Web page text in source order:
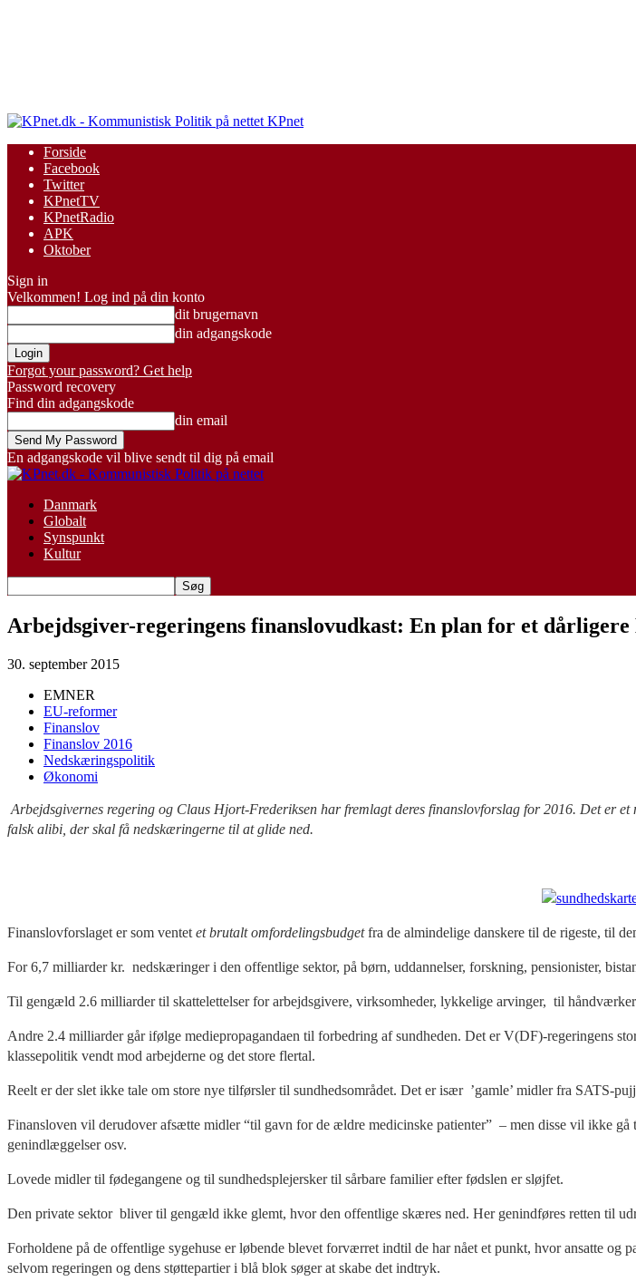
KPnet
Forside
Facebook
Twitter
KPnetTV
KPnetRadio
APK
Oktober
Sign in
Velkommen! Log ind på din konto
dit brugernavn
din adgangskode
Forgot your password? Get help
Password recovery
Find din adgangskode
din email
En adgangskode vil blive sendt til dig på email
Danmark
Globalt
Synspunkt
Kultur
Arbejdsgiver-regeringens finanslovudkast: En plan for et
30. september 2015
EMNER
EU-reformer
Finanslov
Finanslov 2016
Nedskæringspolitik
Økonomi
Arbejdsgivernes regering og Claus Hjort-Frederiksen har fremlagt deres finanslovforslag for 2016. Det er
falsk alibi, der skal få nedskæringerne til at glide ned.
Finanslovforslaget er som ventet et brutalt omfordelingsbudgetfra de almindelige danskere til de rigeste, til
For 6,7 milliarder kr. nedskæringer i den offentlige sektor, på børn, uddannelser, forskning, pensionister,
Til gengæld 2.6 milliarder til skattelettelser for arbejdsgivere, virksomheder, lykkelige arvinger, til
Andre 2.4 milliarder går ifølge mediepropagandaen til forbedring af sundheden. Det er V(DF)-regeringens
klassepolitik vendt mod arbejderne og det store flertal.
Reelt er der slet ikke tale om store nye tilførsler til sundhedsområdet. Det er især ’gamle’ midler fra SATS-
Finansloven vil derudover afsætte midler “til gavn for de ældre medicinske patienter” – men disse vil ikke
genindlæggelser osv.
Lovede midler til fødegangene og til sundhedsplejersker til sårbare familier efter fødslen er sløjfet.
Den private sektor bliver til gengæld ikke glemt, hvor den offentlige skæres ned. Her genindføres retten til
Forholdene på de offentlige sygehuse er løbende blevet forværret indtil de har nået et punkt, hvor ansatte
selvom regeringen og dens støttepartier i blå blok søger at skabe det indtryk.